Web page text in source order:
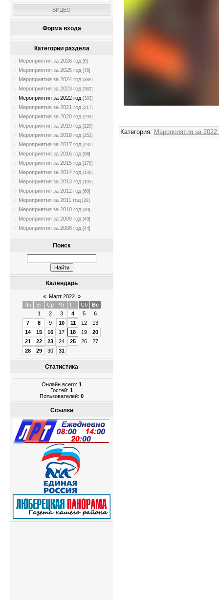
ВИДЕО
Форма входа
Категории раздела
Мероприятия за 2026 год [0]
Мероприятия за 2025 год [76]
Мероприятия за 2024 год [389]
Мероприятия за 2023 год [362]
Мероприятия за 2022 год [303]
Мероприятия за 2021 год [217]
Мероприятия за 2020 год [293]
Мероприятия за 2019 год [220]
Мероприятия за 2018 год [252]
Мероприятия за 2017 год [232]
Мероприятия за 2016 год [96]
Мероприятия за 2015 год [170]
Мероприятия за 2014 год [130]
Мероприятия за 2013 год [105]
Мероприятия за 2012 год [60]
Мероприятия за 2011 год [28]
Мероприятия за 2010 год [39]
Мероприятия за 2009 год [40]
Мероприятия за 2008 год [44]
Поиск
Календарь
« Март 2022 »
Пн
Вт Ср Чт Пт Сб
Вс
1
2 3 4 5
6
7
8 9 10 11 12
13
14
15 16 17 18 19
20
21
22 23 24 25 26
27
28
29 30 31
Статистика
Онлайн всего: 1
Гостей: 1
Пользователей: 0
Ссылки
Категория: Мероприятия за 2022